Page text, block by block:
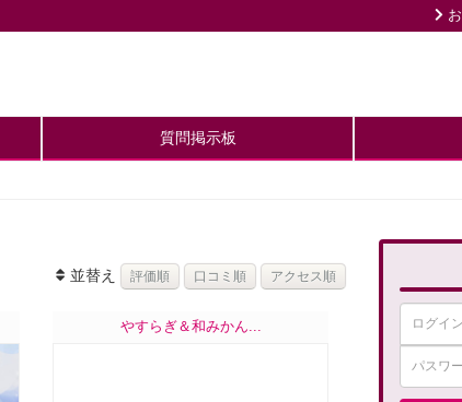
質問掲示板
並替え
やすらぎ＆和みかん...